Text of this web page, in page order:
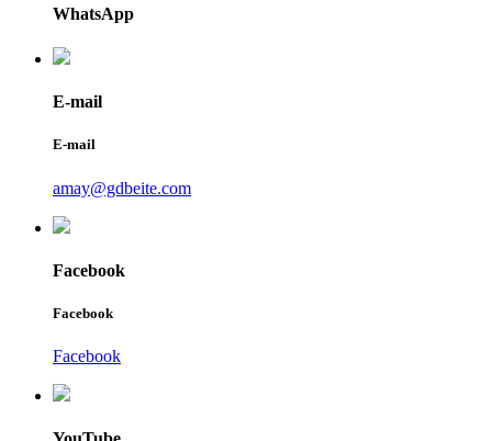
WhatsApp
E-mail
E-mail
amay@gdbeite.com
Facebook
Facebook
Facebook